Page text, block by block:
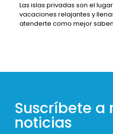
Las islas privadas son el
vacaciones relajantes y
atenderte como mejor
Suscríbete a
noticias